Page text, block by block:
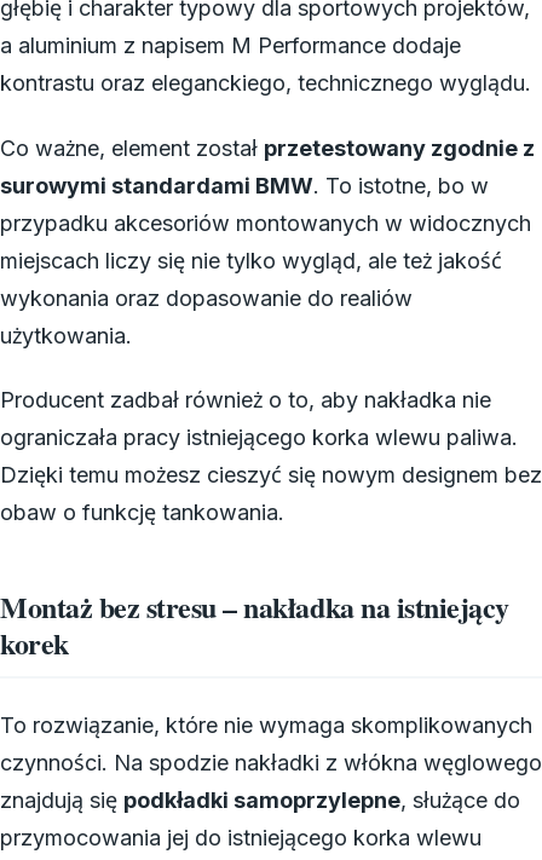
głębię i charakter typowy dla sportowych projektów,
a aluminium z napisem M Performance dodaje
kontrastu oraz eleganckiego, technicznego wyglądu.
Co ważne, element został przetestowany zgodnie z
surowymi standardami BMW. To istotne, bo w
przypadku akcesoriów montowanych w widocznych
miejscach liczy się nie tylko wygląd, ale też jakość
wykonania oraz dopasowanie do realiów
użytkowania.
Producent zadbał również o to, aby nakładka nie
ograniczała pracy istniejącego korka wlewu paliwa.
Dzięki temu możesz cieszyć się nowym designem bez
obaw o funkcję tankowania.
Montaż bez stresu – nakładka na istniejący
korek
To rozwiązanie, które nie wymaga skomplikowanych
czynności. Na spodzie nakładki z włókna węglowego
znajdują się podkładki samoprzylepne, służące do
przymocowania jej do istniejącego korka wlewu